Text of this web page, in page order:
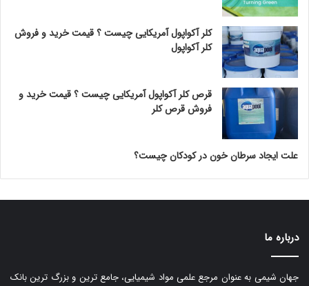
کلر آکواپول آمریکایی چیست ؟ قیمت خرید و فروش
کلر آکواپول
قرص کلر آکواپول آمریکایی چیست ؟ قیمت خرید و
فروش قرص کلر
علت ایجاد سرطان خون در کودکان چیست؟
درباره ما
جهان شیمی به عنوان مرجع علمی مواد شیمیایی، جامع ترین و بزرگ ترین بانک